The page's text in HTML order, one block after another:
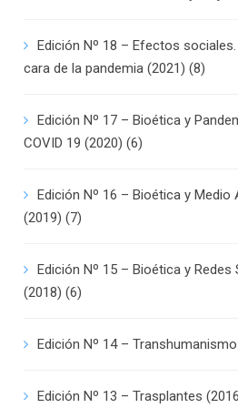
Edición Nº 18 – Efectos
cara de la pandemia (2021) (8)
Edición Nº 17 – Bioética y
COVID 19 (2020) (6)
Edición Nº 16 – Bioética y Medio
(2019) (7)
Edición Nº 15 – Bioética y Redes
(2018) (6)
Edición Nº 14 –
Edición Nº 13 – Trasplantes